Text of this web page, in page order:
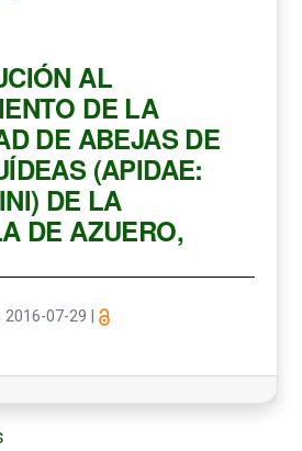
AL
DE LA
DE ABEJAS DE
(APIDAE:
DE LA
DE AZUERO,
2016-07-29